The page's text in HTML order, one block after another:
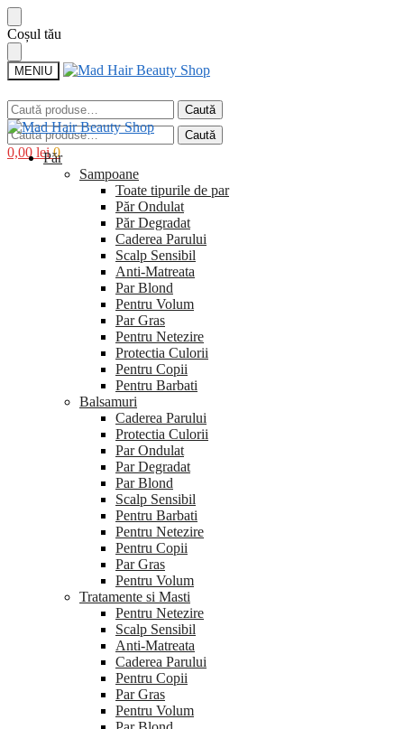
Sari
la
navigare
Sari
la
conținut
Coșul tău
MENIU
Caută
după:
Caută
0,00 lei 0
Caută
după:
Caută
Păr
Sampoane
Toate tipurile de par
Păr Ondulat
Păr Degradat
Caderea Parului
Scalp Sensibil
Anti-Matreata
Par Blond
Pentru Volum
Par Gras
Pentru Netezire
Protectia Culorii
Pentru Copii
Pentru Barbati
Balsamuri
Caderea Parului
Protectia Culorii
Par Ondulat
Par Degradat
Par Blond
Scalp Sensibil
Pentru Barbati
Pentru Netezire
Pentru Copii
Par Gras
Pentru Volum
Tratamente si Masti
Pentru Netezire
Scalp Sensibil
Anti-Matreata
Caderea Parului
Pentru Copii
Par Gras
Pentru Volum